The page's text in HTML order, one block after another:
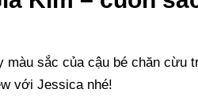
màu sắc của cậu bé chăn cừu
với Jessica nhé!